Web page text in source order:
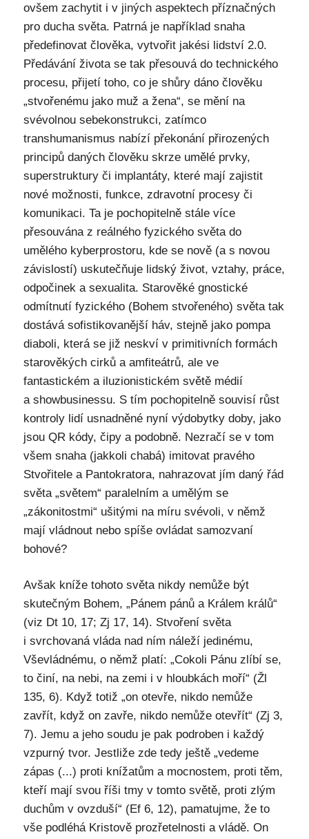
ovšem zachytit i v jiných aspektech příznačných
pro ducha světa. Patrná je například snaha
předefinovat člověka, vytvořit jakési lidství 2.0.
Předávání života se tak přesouvá do technického
procesu, přijetí toho, co je shůry dáno člověku
„stvořenému jako muž a žena“, se mění na
svévolnou sebekonstrukci, zatímco
transhumanismus nabízí překonání přirozených
principů daných člověku skrze umělé prvky,
superstruktury či implantáty, které mají zajistit
nové možnosti, funkce, zdravotní procesy či
komunikaci. Ta je pochopitelně stále více
přesouvána z reálného fyzického světa do
umělého kyberprostoru, kde se nově (a s novou
závislostí) uskutečňuje lidský život, vztahy, práce,
odpočinek a sexualita. Starověké gnostické
odmítnutí fyzického (Bohem stvořeného) světa tak
dostává sofistikovanější háv, stejně jako pompa
diaboli, která se již neskví v primitivních formách
starověkých cirků a amfiteátrů, ale ve
fantastickém a iluzionistickém světě médií
a showbusinessu. S tím pochopitelně souvisí růst
kontroly lidí usnadněné nyní výdobytky doby, jako
jsou QR kódy, čipy a podobně. Nezračí se v tom
všem snaha (jakkoli chabá) imitovat pravého
Stvořitele a Pantokratora, nahrazovat jím daný řád
světa „světem“ paralelním a umělým se
„zákonitostmi“ ušitými na míru svévoli, v němž
mají vládnout nebo spíše ovládat samozvaní
bohové?
Avšak kníže tohoto světa nikdy nemůže být
skutečným Bohem, „Pánem pánů a Králem králů“
(viz Dt 10, 17; Zj 17, 14). Stvoření světa
i svrchovaná vláda nad ním náleží jedinému,
Vševládnému, o němž platí: „Cokoli Pánu zlíbí se,
to činí, na nebi, na zemi i v hloubkách moří“ (Žl
135, 6). Když totiž „on otevře, nikdo nemůže
zavřít, když on zavře, nikdo nemůže otevřít“ (Zj 3,
7). Jemu a jeho soudu je pak podroben i každý
vzpurný tvor. Jestliže zde tedy ještě „vedeme
zápas (...) proti knížatům a mocnostem, proti těm,
kteří mají svou říši tmy v tomto světě, proti zlým
duchům v ovzduší“ (Ef 6, 12), pamatujme, že to
vše podléhá Kristově prozřetelnosti a vládě. On